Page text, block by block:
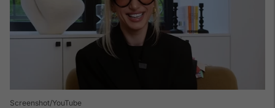
Screenshot/YouTube